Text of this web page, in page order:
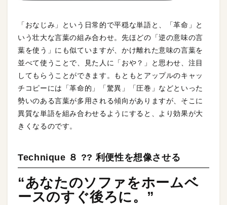
「おなじみ」という日常的で平穏な単語と、「革命」と
いう壮大な言葉の組み合わせ。先ほどの「逆の意味の言
葉を使う」にも似ていますが、かけ離れた意味の言葉を
並べて使うことで、見た人に「おや？」と思わせ、注目
してもらうことができます。もともとアップルのキャッ
チコピーには「革命的」「驚異」「圧巻」などといった
勢いのある言葉が多用される傾向がありますが、そこに
異質な単語を組み合わせるようにすると、より効果が大
きくなるのです。
Technique ８ ?? 利便性を想像させる
“あなたのソファをホームベ
ースのすぐ後ろに。”